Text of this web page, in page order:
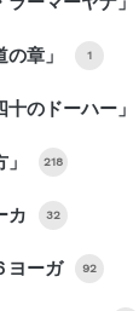
章」 1
のドーハー」
218
カ 32
ヨーガ 92